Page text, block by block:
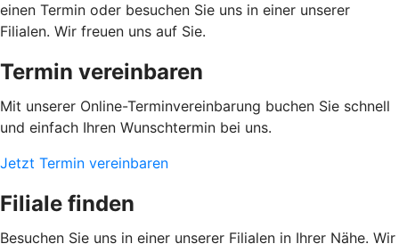
einen Termin oder besuchen Sie uns in einer unserer
Filialen. Wir freuen uns auf Sie.
Termin vereinbaren
Mit unserer Online-Terminvereinbarung buchen Sie schnell
und einfach Ihren Wunschtermin bei uns.
Jetzt Termin vereinbaren
Filiale finden
Besuchen Sie uns in einer unserer Filialen in Ihrer Nähe. Wir